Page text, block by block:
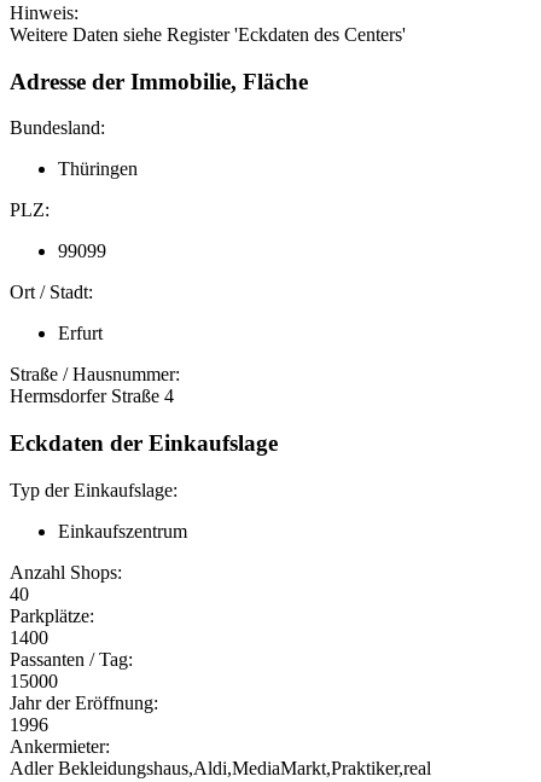
Hinweis:
Weitere Daten siehe Register 'Eckdaten des Centers'
Adresse der Immobilie, Fläche
Bundesland:
Thüringen
PLZ:
99099
Ort / Stadt:
Erfurt
Straße / Hausnummer:
Hermsdorfer Straße 4
Eckdaten der Einkaufslage
Typ der Einkaufslage:
Einkaufszentrum
Anzahl Shops:
40
Parkplätze:
1400
Passanten / Tag:
15000
Jahr der Eröffnung:
1996
Ankermieter:
Adler Bekleidungshaus,Aldi,MediaMarkt,Praktiker,real